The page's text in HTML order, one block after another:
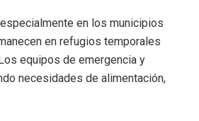
en los municipios
en refugios temporales
equipos de emergencia y
necesidades de alimentación,